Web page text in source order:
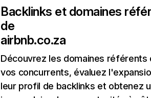
Backlinks et domaines
de
airbnb.co.za
Découvrez les domaines référents
vos concurrents, évaluez
leur profil de backlinks et obtenez